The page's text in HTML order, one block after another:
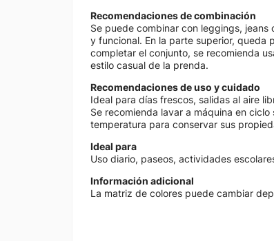
Recomendaciones de combinación
Se puede combinar con leggings,
y funcional. En la parte superior, queda
completar el conjunto, se recomienda
estilo casual de la prenda.
Recomendaciones de uso y cuidado
Ideal para días frescos, salidas al aire
Se recomienda lavar a máquina en
temperatura para conservar sus
Ideal para
Uso diario, paseos, actividades
Información adicional
La matriz de colores puede cambiar